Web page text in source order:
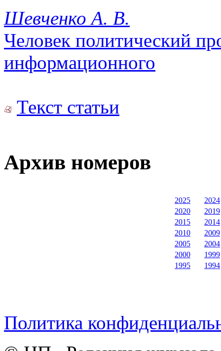
Шевченко А. В.
Человек политический
информационного
Текст статьи
Архив номеров
2025
2024
2020
2019
2015
2014
2010
2009
2005
2004
2000
1999
1995
1994
Политика